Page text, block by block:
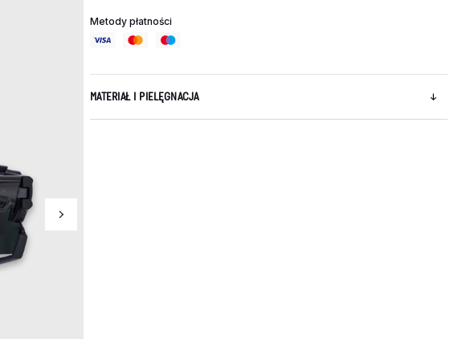
Metody płatności
MATERIAŁ I PIELĘGNACJA